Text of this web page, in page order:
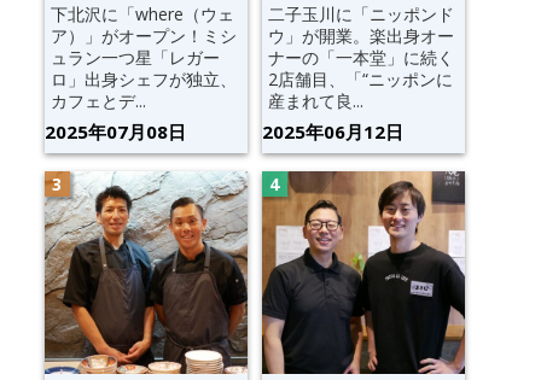
下北沢に「where（ウェ
ア）」がオープン！ミシ
ュラン一つ星「レガー
ロ」出身シェフが独立、
カフェとデ...
2025年07月08日
二子玉川に「ニッポンド
ウ」が開業。楽出身オー
ナーの「一本堂」に続く
2店舗目、「“ニッポンに
産まれて良...
2025年06月12日